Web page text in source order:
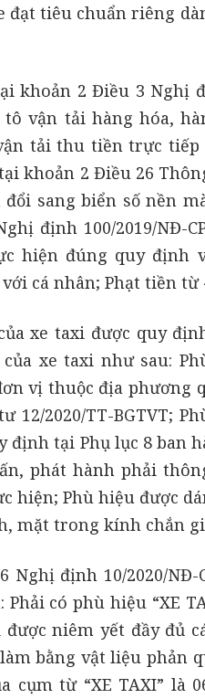
đạt tiêu chuẩn riêng
khoản 2 Điều 3 Nghị
tô vận tải hàng hóa,
tải thu tiền trực
khoản 2 Điều 26
sang biển số nền
định 100/2019/
hiện đúng quy định
với cá nhân; Phạt tiền
xe taxi được quy
xe taxi như sau:
vị thuộc địa phương
12/2020/TT-BGTVT;
định tại Phụ lục 8 ban
phát hành phải
hiện; Phù hiệu được
mặt trong kính chắn
Nghị định 10/2020/
Phải có phù hiệu “XE
niêm yết đầy đủ
làm bằng vật liệu
cụm từ “XE TAXI” là